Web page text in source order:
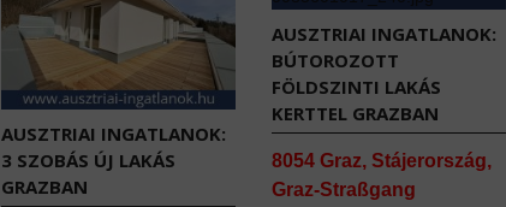
AUSZTRIAI INGATLANOK:
3 SZOBÁS ÚJ LAKÁS
GRAZBAN
AUSZTRIAI INGATLANOK:
BÚTOROZOTT
FÖLDSZINTI LAKÁS
KERTTEL GRAZBAN
8054 Graz, Stájerország,
Graz-Straßgang